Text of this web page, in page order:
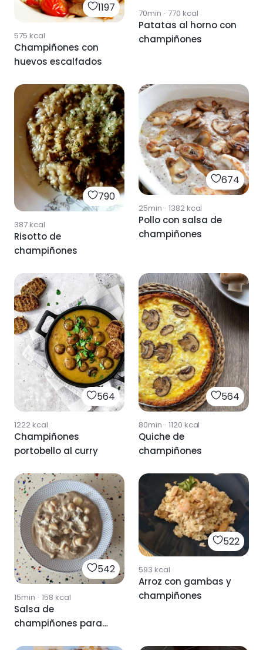
1197
575 kcal
Champiñones con
huevos escalfados
70min · 770 kcal
Patatas al horno con
champiñones
790
387kcal
Risotto de
champiñones
674
25min · 1382kcal
Pollo con salsa de
champiñones
564
1222kcal
Champiñones
portobello al curry
564
80min · 1120 kcal
Quiche de
champiñones
542
15min · 158 kcal
Salsa de
champiñones para
522
593 kcal
Arroz con gambas y
champiñones